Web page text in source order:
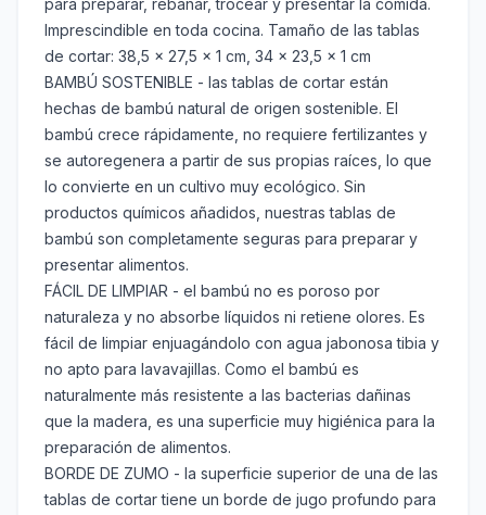
para preparar, rebanar, trocear y presentar la comida.
Imprescindible en toda cocina. Tamaño de las tablas
de cortar: 38,5 x 27,5 x 1 cm, 34 x 23,5 x 1 cm
BAMBÚ SOSTENIBLE - las tablas de cortar están
hechas de bambú natural de origen sostenible. El
bambú crece rápidamente, no requiere fertilizantes y
se autoregenera a partir de sus propias raíces, lo que
lo convierte en un cultivo muy ecológico. Sin
productos químicos añadidos, nuestras tablas de
bambú son completamente seguras para preparar y
presentar alimentos.
FÁCIL DE LIMPIAR - el bambú no es poroso por
naturaleza y no absorbe líquidos ni retiene olores. Es
fácil de limpiar enjuagándolo con agua jabonosa tibia y
no apto para lavavajillas. Como el bambú es
naturalmente más resistente a las bacterias dañinas
que la madera, es una superficie muy higiénica para la
preparación de alimentos.
BORDE DE ZUMO - la superficie superior de una de las
tablas de cortar tiene un borde de jugo profundo para